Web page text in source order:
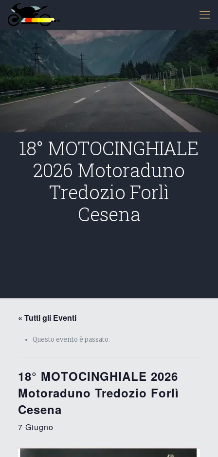
18° MOTOCINGHIALE
2026 Motoraduno
Tredozio Forlì
Cesena
« Tutti gli Eventi
Questo evento è passato.
18° MOTOCINGHIALE 2026
Motoraduno Tredozio Forlì
Cesena
7 Giugno